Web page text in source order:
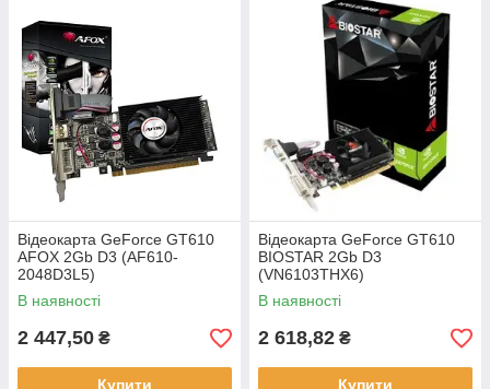
Відеокарта GeForce GT610
AFOX 2Gb D3 (AF610-
2048D3L5)
В наявності
2 447,50 ₴
Купити
Відеокарта GeForce GT610
BIOSTAR 2Gb D3
(VN6103THX6)
В наявності
2 618,82 ₴
Купити